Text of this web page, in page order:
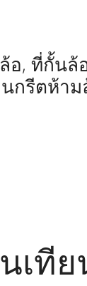
อ, ที่กั้น
รีตห้าม
เที